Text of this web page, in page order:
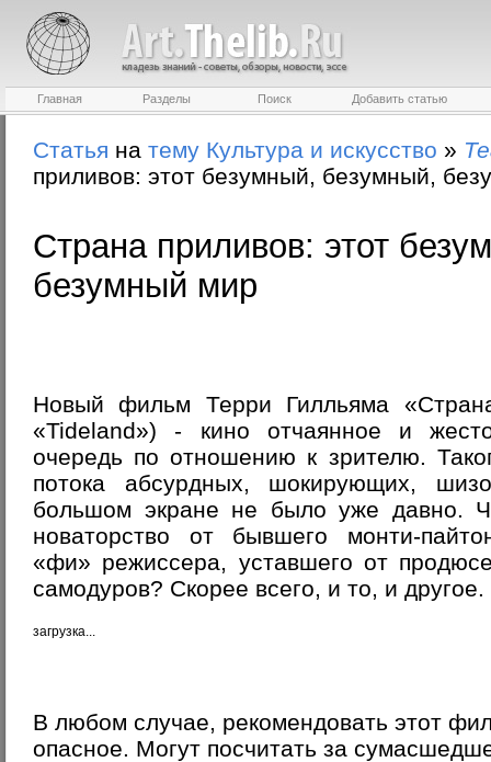
Главная Разделы Поиск Добавить статью
Статья на тему Культура и искусство »
приливов: этот безумный, безумный,
Страна приливов: этот
безумный мир
Новый фильм Терри Гилльяма
«Tideland») - кино отчаянное и
очередь по отношению к зрителю.
потока абсурдных, шокирующих,
большом экране не было уже давно.
новаторство от бывшего монти-
«фи» режиссера, уставшего от
самодуров? Скорее всего, и то, и другое.
загрузка...
В любом случае, рекомендовать этот
опасное. Могут посчитать за